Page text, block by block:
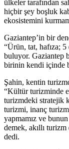
ülkeler tarafından
hiçbir şey boşluk
ekosistemini
Gaziantep’in bir
“Ürün, tat, hafıza;
buluyor. Gaziantep
birinin kendi içinde
Şahin, kentin
“Kültür turizminde
turizmdeki stratejik
turizmi, inanç
yapmamız ve
demek, akıllı
dedi.